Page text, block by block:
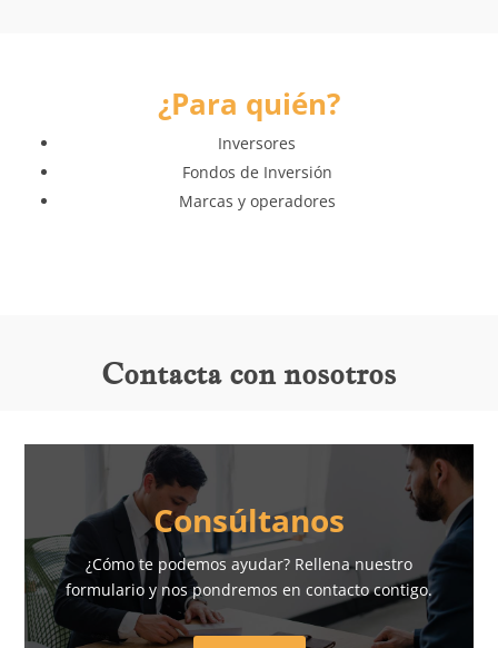
¿Para quién?
Inversores
Fondos de Inversión
Marcas y operadores
Contacta con nosotros
Consúltanos
¿Cómo te podemos ayudar? Rellena nuestro
formulario y nos pondremos en contacto contigo.